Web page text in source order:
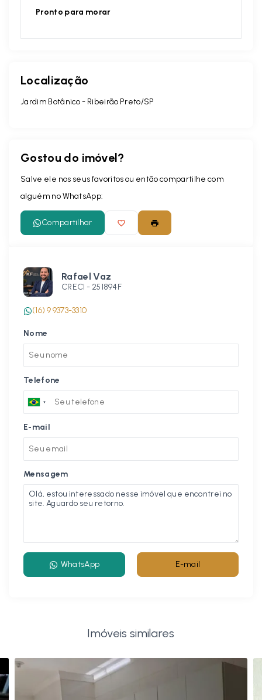
Pronto para morar
Localização
Jardim Botânico - Ribeirão Preto/SP
Gostou do imóvel?
Salve ele nos seus favoritos ou então compartilhe com
alguém no WhatsApp:
Compartilhar
Rafael Vaz
CRECI - 251894F
(16) 9 9373-3310
Nome
Telefone
E-mail
Mensagem
WhatsApp E-mail
Imóveis similares